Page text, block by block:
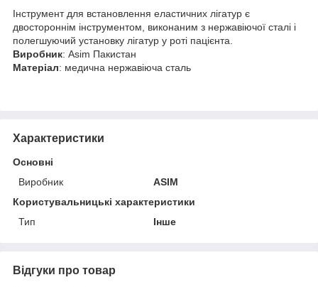
Інструмент для встановлення еластичних лігатур є
двостороннім інструментом, виконаним з нержавіючої сталі і
полегшуючий установку лігатур у роті пацієнта.
Виробник: Asim Пакистан
Матеріал: медична нержавіюча сталь
Характеристики
Основні
Виробник
ASIM
Користувальницькі характеристики
Тип
Інше
Відгуки про товар